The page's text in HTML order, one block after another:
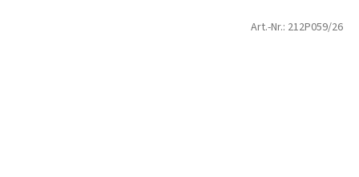
Art.-Nr.: 212P059/26